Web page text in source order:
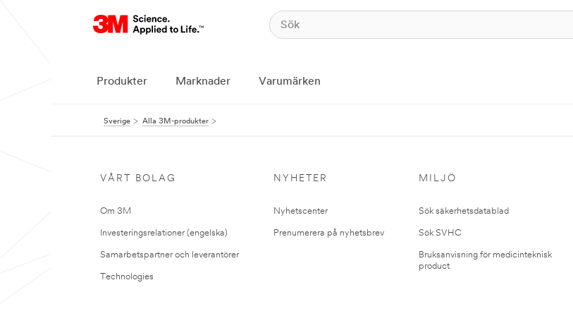
Produkter Marknader Varumärken
Sverige Alla 3M-produkter
VÅRT BOLAG
Om 3M
Investeringsrelationer (engelska)
Samarbetspartner och leverantörer
Technologies
NYHETER
Nyhetscenter
Prenumerera på nyhetsbrev
MILJÖ
Sök säkerhetsdatablad
Sök SVHC
Bruksanvisning för medicinteknisk
product